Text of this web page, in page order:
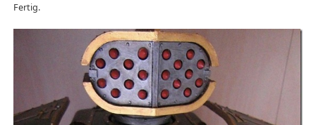
Fertig.